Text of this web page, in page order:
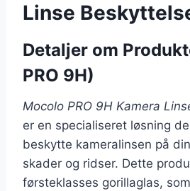
Linse
Detaljer om
PRO 9H)
Mocolo PRO 9H Kamera
er en specialiseret løsning
beskytte kameralinsen på
skader og ridser. Dette
førsteklasses gorillaglas,